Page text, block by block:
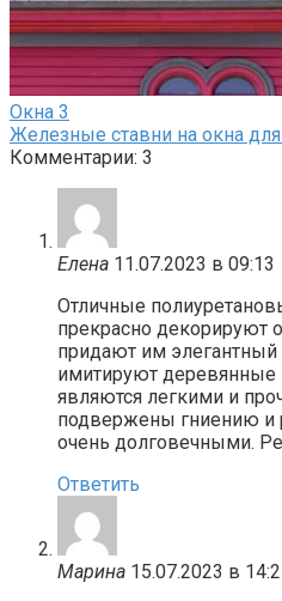
Окна 3
Железные ставни на окна
Комментарии: 3
Елена 11.07.2023 в 09:13
Отличные
прекрасно декорируют
придают им элегантный
имитируют деревянные
являются легкими и
подвержены гниению и
очень долговечными.
Ответить
Марина 15.07.2023 в